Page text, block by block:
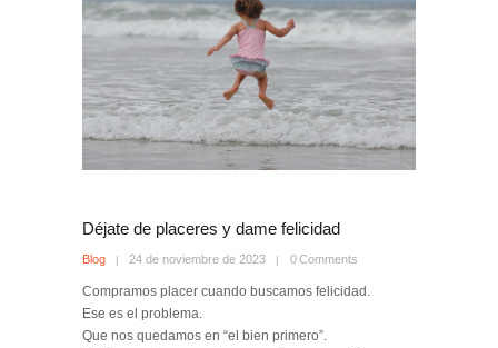
Déjate de placeres y dame felicidad
Blog 24 de noviembre de 2023 0 Comments
Compramos placer cuando buscamos felicidad.
Ese es el problema.
Que nos quedamos en “el bien primero”.